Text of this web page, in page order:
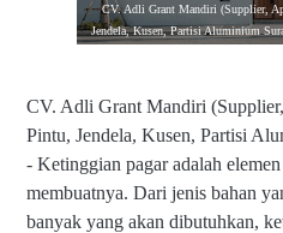
CV. Adli Grant Mandiri (Supplier,
Jendela, Kusen, Partisi Aluminium
CV. Adli Grant Mandiri
Pintu, Jendela, Kusen, Partisi
- Ketinggian pagar adalah
membuatnya. Dari jenis bahan
banyak yang akan dibutuhkan,